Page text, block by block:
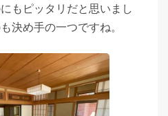
もピッタリだと思いまし
決め手の一つですね。